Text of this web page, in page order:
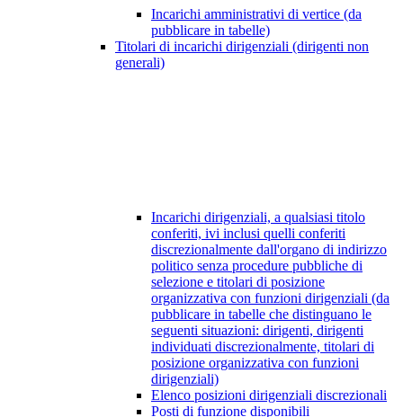
Incarichi amministrativi di vertice (da
pubblicare in tabelle)
Titolari di incarichi dirigenziali (dirigenti non
generali)
Incarichi dirigenziali, a qualsiasi titolo
conferiti, ivi inclusi quelli conferiti
discrezionalmente dall'organo di indirizzo
politico senza procedure pubbliche di
selezione e titolari di posizione
organizzativa con funzioni dirigenziali (da
pubblicare in tabelle che distinguano le
seguenti situazioni: dirigenti, dirigenti
individuati discrezionalmente, titolari di
posizione organizzativa con funzioni
dirigenziali)
Elenco posizioni dirigenziali discrezionali
Posti di funzione disponibili